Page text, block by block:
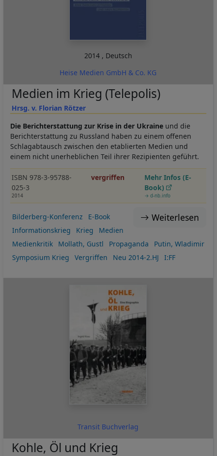
2014 , Deutsch
Heise Medien GmbH & Co. KG
Hrsg. v. Florian Rötzer
Medien im Krieg (Telepolis)
Die Berichterstattung zur Krise in der Ukraine und die
Berichterstattung zu Russland haben zu einem offenen
Schlagabtausch zwischen den etablierten Medien und
einem nicht unerheblichen Teil ihrer Rezipienten geführt.
ISBN 978-3-95788-
025-3
2014
vergriffen
Mehr Infos (E-
Book)
→ d-nb.info
Weiterlesen
Bilderberg-Konferenz
E-Book
Informationskrieg
Krieg
Medien
Medienkritik
Mollath, Gustl Propaganda
Putin, Wladimir
Symposium Krieg
Vergriffen Neu 2014-2.HJ I:FF
Transit Buchverlag
Kohle, Öl und Krieg